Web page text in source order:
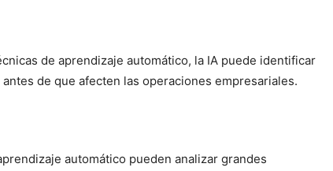
de aprendizaje automático, la IA puede identificar
de que afecten las operaciones empresariales.
automático pueden analizar grandes